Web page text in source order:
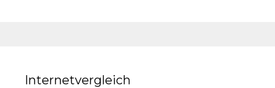
Internetvergleich